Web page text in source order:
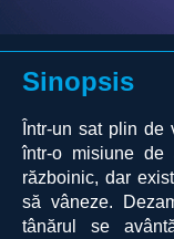
Sinopsis
Într-un sat plin de
într-o misiune de
războinic, dar
să vâneze.
tânărul se